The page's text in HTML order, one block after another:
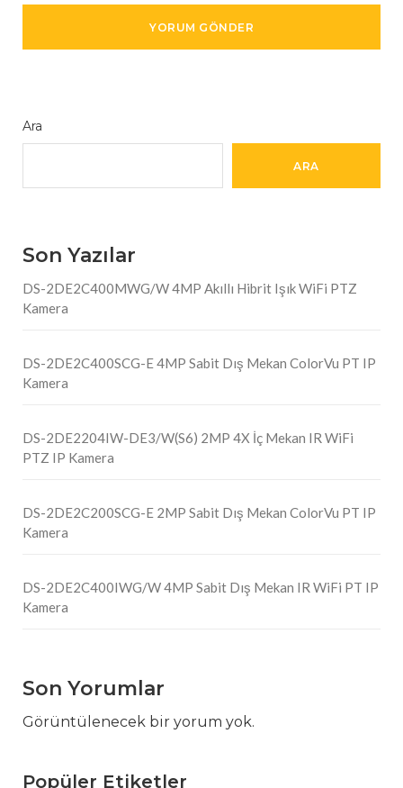
Ara
ARA
Son Yazılar
DS-2DE2C400MWG/W 4MP Akıllı Hibrit Işık WiFi PTZ
Kamera
DS-2DE2C400SCG-E 4MP Sabit Dış Mekan ColorVu PT IP
Kamera
DS-2DE2204IW-DE3/W(S6) 2MP 4X İç Mekan IR WiFi
PTZ IP Kamera
DS-2DE2C200SCG-E 2MP Sabit Dış Mekan ColorVu PT IP
Kamera
DS-2DE2C400IWG/W 4MP Sabit Dış Mekan IR WiFi PT IP
Kamera
Son Yorumlar
Görüntülenecek bir yorum yok.
Popüler Etiketler